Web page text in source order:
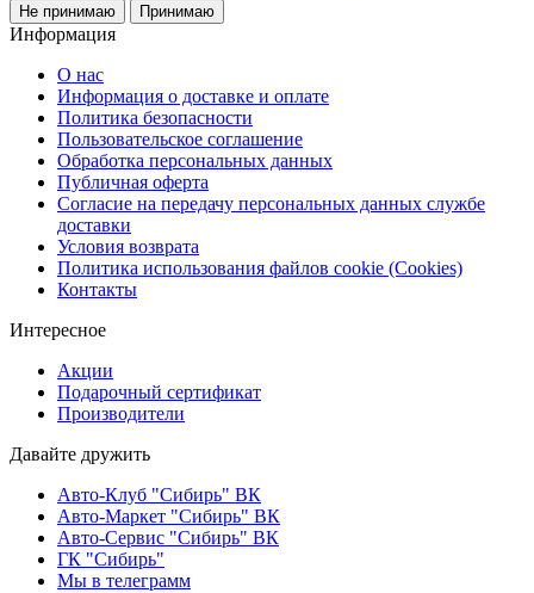
Не принимаю Принимаю
Информация
О нас
Информация о доставке и оплате
Политика безопасности
Пользовательское соглашение
Обработка персональных данных
Публичная оферта
Согласие на передачу персональных данных службе
доставки
Условия возврата
Политика использования файлов cookie (Cookies)
Контакты
Интересное
Акции
Подарочный сертификат
Производители
Давайте дружить
Авто-Клуб "Сибирь" ВК
Авто-Маркет "Сибирь" ВК
Авто-Сервис "Сибирь" ВК
ГК "Сибирь"
Мы в телеграмм